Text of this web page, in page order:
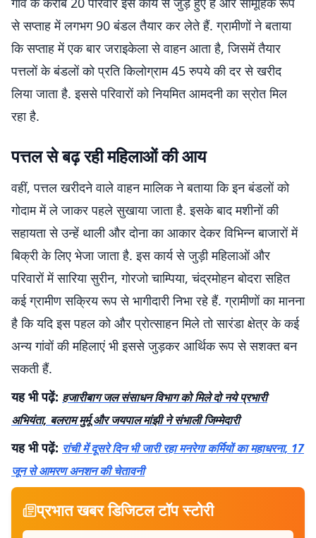
से सप्ताह में लगभग 90 बंडल तैयार कर लेते हैं. ग्रामीणों ने बताया
कि सप्ताह में एक बार जराइकेला से वाहन आता है, जिसमें तैयार
पत्तलों के बंडलों को प्रति किलोग्राम 45 रुपये की दर से खरीद
लिया जाता है. इससे परिवारों को नियमित आमदनी का स्रोत मिल
रहा है.
पत्तल से बढ़ रही महिलाओं की आय
वहीं, पत्तल खरीदने वाले वाहन मालिक ने बताया कि इन बंडलों को
गोदाम में ले जाकर पहले सुखाया जाता है. इसके बाद मशीनों की
सहायता से उन्हें थाली और दोना का आकार देकर विभिन्न बाजारों में
बिक्री के लिए भेजा जाता है. इस कार्य से जुड़ी महिलाओं और
परिवारों में सारिया सुरीन, गोरजो चाम्पिया, चंद्रमोहन बोदरा सहित
कई ग्रामीण सक्रिय रूप से भागीदारी निभा रहे हैं. ग्रामीणों का मानना
है कि यदि इस पहल को और प्रोत्साहन मिले तो सारंडा क्षेत्र के कई
अन्य गांवों की महिलाएं भी इससे जुड़कर आर्थिक रूप से सशक्त बन
सकती हैं.
यह भी पढ़ें: हजारीबाग जल संसाधन विभाग को मिले दो नये प्रभारी
अभियंता, बलराम मुर्मू और जयपाल मांझी ने संभाली जिम्मेदारी
यह भी पढ़ें: रांची में दूसरे दिन भी जारी रहा मनरेगा कर्मियों का महाधरना, 17
जून से आमरण अनशन की चेतावनी
प्रभात खबर डिजिटल टॉप स्टोरी